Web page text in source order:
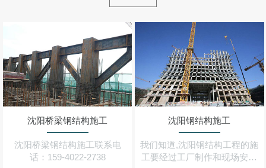
沈阳桥梁钢结构施工
沈阳桥梁钢结构施工联系电
话：159-4022-2738
沈阳钢结构施工
我们知道,沈阳钢结构工程的施
工要经过工厂制作和现场安装